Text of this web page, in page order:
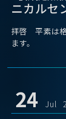
ニカルセ
拝啓 平素は
ます。
24 Jul